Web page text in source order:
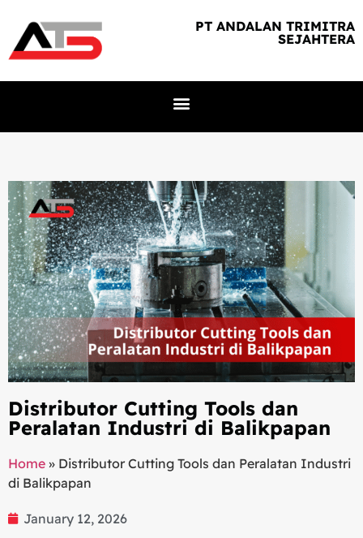
PT ANDALAN TRIMITRA
SEJAHTERA
Distributor Cutting Tools dan
Peralatan Industri di Balikpapan
Home » Distributor Cutting Tools dan Peralatan Industri
di Balikpapan
January 12, 2026